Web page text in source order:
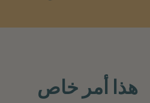
هذا أمر خاص